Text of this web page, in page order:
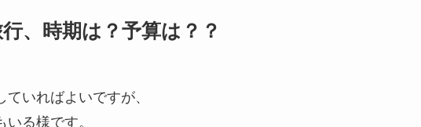
、時期は？予算は？？
いればよいですが、
る様です。